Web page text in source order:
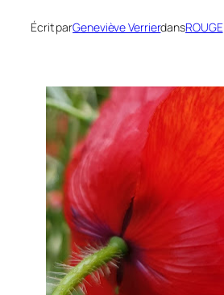
Écrit parGeneviève VerrierdansROUGE